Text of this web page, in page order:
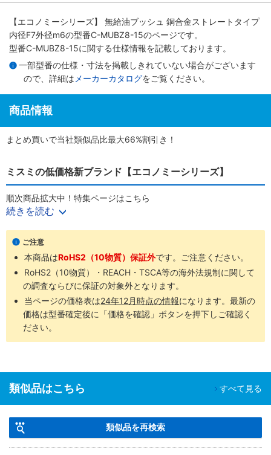
【エコノミーシリーズ】 無給油ブッシュ 銅合金ストレートタイプ
内径F7外径m6の型番C-MUBZ8-15のページです。
型番C-MUBZ8-15に関する仕様情報を記載しております。
一部型番の仕様・寸法を掲載しきれていない場合がございます
ので、詳細は メーカーカタログをご覧ください。
商品情報
まとめ買いで当社類似品比最大66%割引き！
ミスミの低価格新ブランド【エコノミーシリーズ】
順次商品拡大中！特集ページはこちら
続きを読む
ご注意
本商品はRoHS2（10物質）保証外です。ご注意ください。
RoHS2（10物質）・REACH・TSCA等の海外法規制に関して
の調査ならびに保証の対象外となります。
当ページの価格表は24年12月時点の情報になります。最新の
価格は型番確定後に「価格を確認」ボタンを押下しご確認く
ださい。
類似品はこちら すべて見る
類似品を再検索